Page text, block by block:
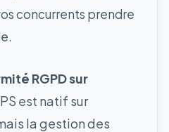
concurrents prendre
RGPD sur
est natif sur
la gestion des